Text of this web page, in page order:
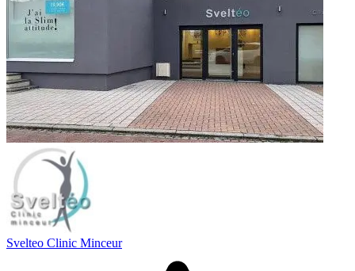
Svelteo Clinic Minceur